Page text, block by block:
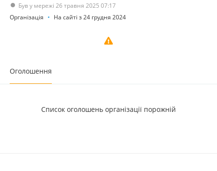
Був у мережі 26 травня 2025 07:17
Організація
На сайті з 24 грудня 2024
Оголошення
Список оголошень організації порожній